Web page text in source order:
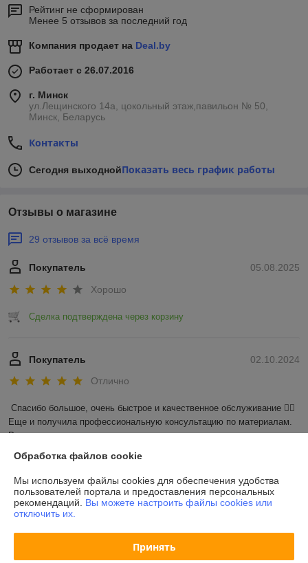
Рейтинг не сформирован
Менее 5 отзывов за последний год
Компания продает на Deal.by
Работает с 26.07.2016
г. Минск
ул.Лещинского 14а, цокольный этаж,павильон № 50,
Минск, Беларусь
Контакты
Сегодня выходнойПоказать весь график работы
Отзывы о магазине
29 отзывов за всё время
05.08.2025
Покупатель
Хорошо
Сделка подтверждена через корзину
02.10.2024
Покупатель
Отлично
Спасибо большое, очень быстрое и качественное обслуживание 👍🏼
Еще и получила профессиональную консультацию по материалам.
Рекомендую
Показать все отзывы
О нас
Обработка файлов cookie
Мы используем файлы cookies для обеспечения удобства
пользователей портала и предоставления персональных
рекомендаций. Вы можете настроить файлы cookies или
отключить их.
Принять